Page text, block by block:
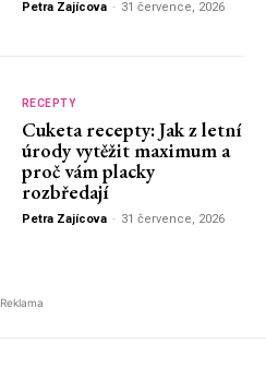
Petra Zajícova - 31 července, 2026
RECEPTY
Cuketa recepty: Jak z letní
úrody vytěžit maximum a
proč vám placky
rozbředají
Petra Zajícova - 31 července, 2026
Reklama